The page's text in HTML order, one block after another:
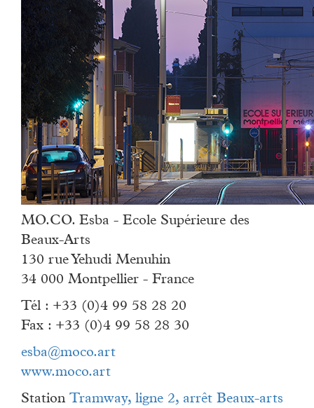
MO.CO. Esba - Ecole Supérieure des
Beaux-Arts
130 rue Yehudi Menuhin
34 000 Montpellier - France
Tél : +33 (0)4 99 58 28 20
Fax : +33 (0)4 99 58 28 30
esba@moco.art
www.moco.art
Station Tramway, ligne 2, arrêt Beaux-arts